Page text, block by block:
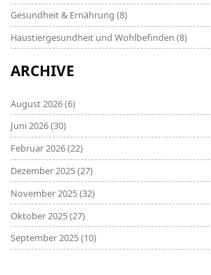
Gesundheit & Ernährung (8)
Haustiergesundheit und Wohlbefinden (8)
ARCHIVE
August 2026(6)
Juni 2026(30)
Februar 2026(22)
Dezember 2025(27)
November 2025(32)
Oktober 2025(27)
September 2025(10)